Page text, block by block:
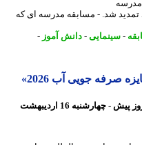
عید قربان 6 خرداد تمدید شد. - مسابقه مدرسه ای که
سینمایی-دانش آموز -
فراخوان مسابقه بین المللی «جایزه صرفه جویی آب 2026»
94 روز پیش - چهارشنبه 16 اردیبهشت